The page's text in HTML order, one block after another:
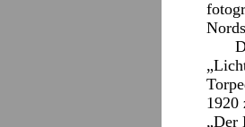
1920
„Der